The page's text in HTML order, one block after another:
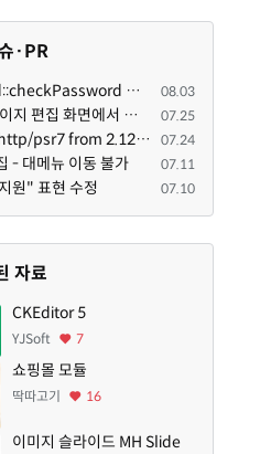
·PR
R\F\Password::checkPassword 함수 해시 알고리즘을 암시적으로 호출하는 경우 Argon2id 해시 비교 실패 08.03
[page] 위젯 페이지 편집 화면에서 위젯이 Context의 module_info를 덮어쓰면 저장이 ERR_ACT_IS_NOT_STANDALONE으로 실패 07.25
Bump guzzlehttp/psr7 from 2.12.1 to 2.12.3 in /common 07.24
- 대메뉴 이동 불가 07.11
원" 표현 수정 07.10
자료
CKEditor 5
YJSoft 7
쇼핑몰 모듈
딱따고기 16
이미지 슬라이드 MH Slide